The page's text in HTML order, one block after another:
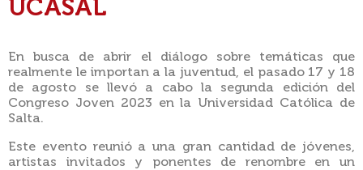
UCASAL
En busca de abrir el diálogo sobre temáticas que
realmente le importan a la juventud, el pasado 17 y 18
de agosto se llevó a cabo la segunda edición del
Congreso Joven 2023 en la Universidad Católica de
Salta.
Este evento reunió a una gran cantidad de jóvenes,
artistas invitados y ponentes de renombre en un